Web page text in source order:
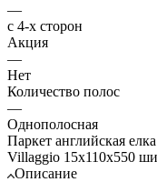
—
с 4-х сторон
Акция
—
Нет
Количество полос
—
Однополосная
Паркет английская
Villaggio 15х110х550
Описание